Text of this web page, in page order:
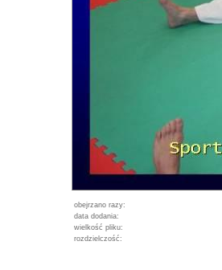
obejrzano razy:
data dodania:
wielkość pliku:
rozdzielczość: